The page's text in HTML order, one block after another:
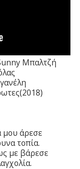
Μπαλτζή
μου άρεσε
τοπία.
με βάρεσε